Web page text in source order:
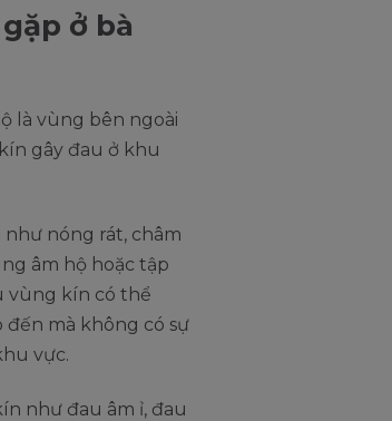
ở bà
là vùng bên ngoài
gây đau ở khu
nóng rát, châm
âm hộ hoặc tập
vùng kín có thể
đến mà không có sự
vực.
như đau âm ỉ, đau